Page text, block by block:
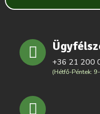
+36 21 200
(Hétfő-Péntek: